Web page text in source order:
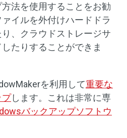
法を使用することをお勧
イルを外付けハードドラ
、クラウドストレージサ
たりすることができま
を利用して重要な
プします。これは非常に専
バックアップソフトウ